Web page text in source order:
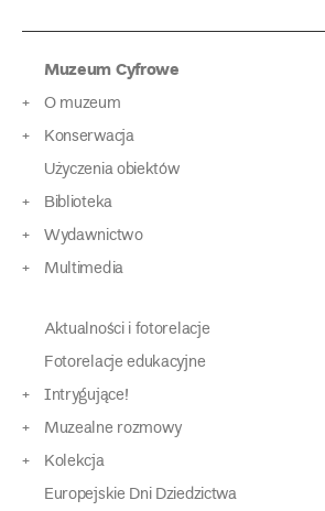
Muzeum Cyfrowe
O muzeum
Konserwacja
Użyczenia obiektów
Biblioteka
Wydawnictwo
Multimedia
Aktualności i fotorelacje
Fotorelacje edukacyjne
Intrygujące!
Muzealne rozmowy
Kolekcja
Europejskie Dni Dziedzictwa